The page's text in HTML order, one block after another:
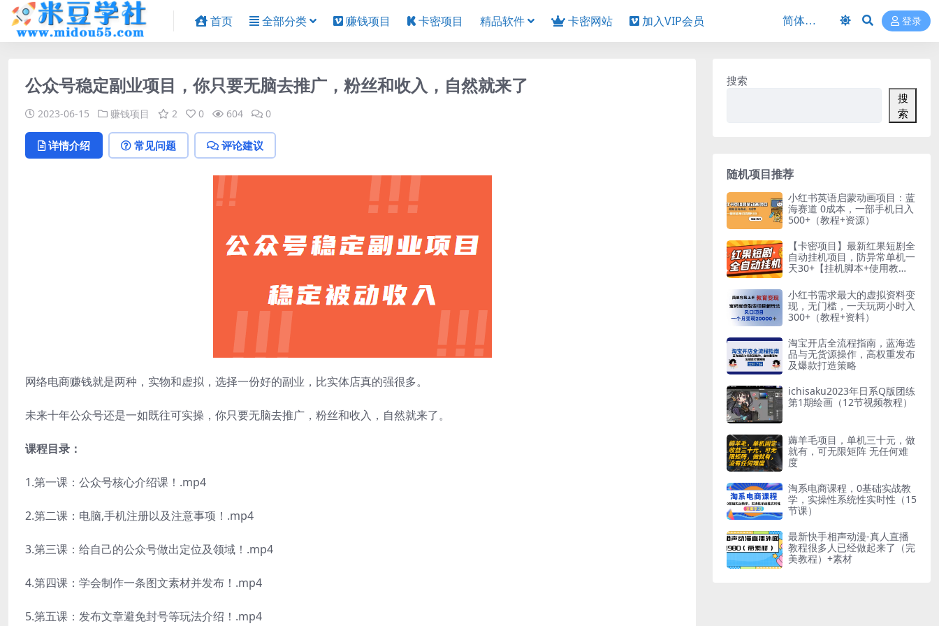
首页 全部分类 赚钱项目 卡密项目 精品软件 卡密网站 加入VIP会员 登录
公众号稳定副业项目，你只要无脑去推广，粉丝和收入，自然就来了
2023-06-15 赚钱项目 2 0 604 0
详情介绍 常见问题 评论建议
网络电商赚钱就是两种，实物和虚拟，选择一份好的副业，比实体店真的强很多。
未来十年公众号还是一如既往可实操，你只要无脑去推广，粉丝和收入，自然就来了。
课程目录：
1.第一课：公众号核心介绍课！.mp4
2.第二课：电脑,手机注册以及注意事项！.mp4
3.第三课：给自己的公众号做出定位及领域！.mp4
4.第四课：学会制作一条图文素材并发布！.mp4
5.第五课：发布文章避免封号等玩法介绍！.mp4
搜索
搜
索
随机项目推荐
小红书英语启蒙动画项目：蓝
海赛道 0成本，一部手机日入
500+（教程+资源）
【卡密项目】最新红果短剧全
自动挂机项目，防异常单机一
天30+【挂机脚本+使用教
小红书需求最大的虚拟资料变
现，无门槛，一天玩两小时入
300+（教程+资料）
淘宝开店全流程指南，蓝海选
品与无货源操作，高权重发布
及爆款打造策略
ichisaku2023年日系Q版团练
第1期绘画（12节视频教程）
薅羊毛项目，单机三十元，做
就有，可无限矩阵 无任何难
度
淘系电商课程，0基础实战教
学，实操性系统性实时性（15
节课）
最新快手相声动漫-真人直播
教程很多人已经做起来了（完
美教程）+素材